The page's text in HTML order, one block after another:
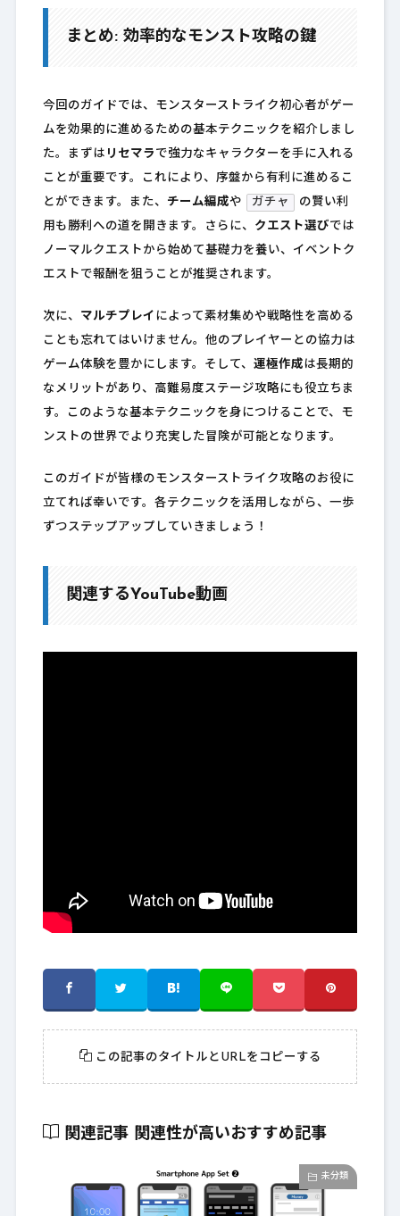
まとめ: 効率的なモンスト攻略の鍵
今回のガイドでは、モンスターストライク初心者がゲー
ムを効果的に進めるための基本テクニックを紹介しまし
た。まずは リセマラ で強力なキャラクターを手に入れる
ことが重要です。これにより、序盤から有利に進めるこ
とができます。また、 チーム編成や ガチャ の賢い利
用も勝利への道を開きます。さらに、 クエスト選びでは
ノーマルクエストから始めて基礎力を養い、イベントク
エストで報酬を狙うことが推奨されます。
次に、 マルチプレイ によって素材集めや戦略性を高める
ことも忘れてはいけません。他のプレイヤーとの協力は
ゲーム体験を豊かにします。そして、 運極作成は長期的
なメリットがあり、高難易度ステージ攻略にも役立ちま
す。このような基本テクニックを身につけることで、モ
ンストの世界でより充実した冒険が可能となります。
このガイドが皆様のモンスターストライク攻略のお役に
立てれば幸いです。各テクニックを活用しながら、一歩
ずつステップアップしていきましょう！
関連するYouTube動画
この記事のタイトルとURLをコピーする
関連記事 関連性が高いおすすめ記事
未分類